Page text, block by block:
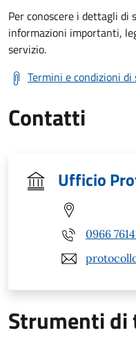
Per conoscere i dettagli di
informazioni importanti,
servizio.
Termini e condizioni di
Contatti
Ufficio
0966
Strumenti